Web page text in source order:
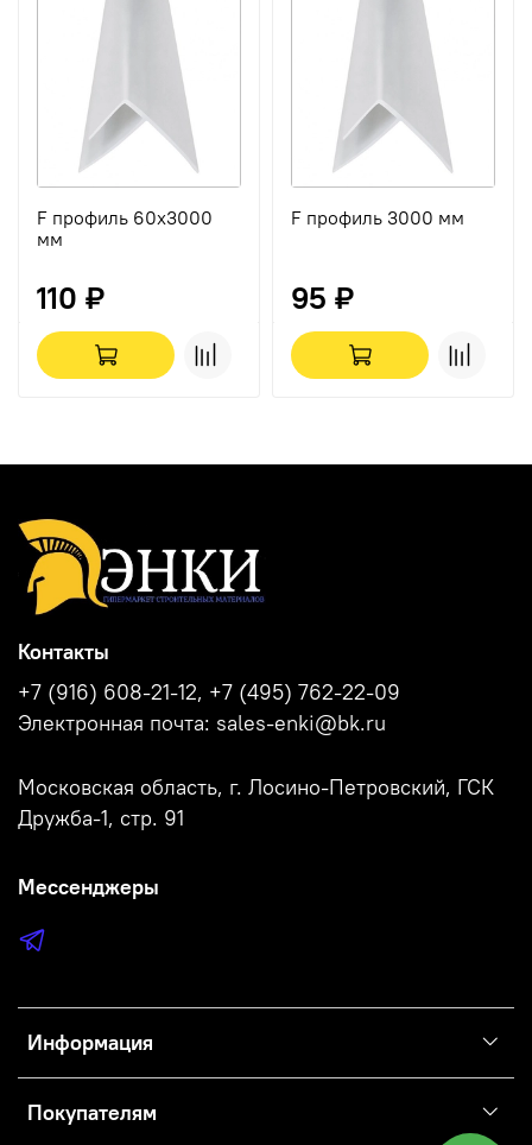
F профиль 60х3000
мм
110 ₽
F профиль 3000 мм
95 ₽
Информация
Покупателям
Контакты
+7 (916) 608-21-12, +7 (495) 762-22-09
Электронная почта: sales-enki@bk.ru
Московская область, г. Лосино-Петровский, ГСК
Дружба-1, стр. 91
Мессенджеры